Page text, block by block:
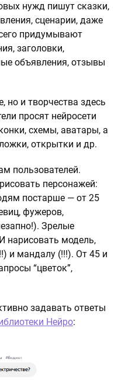
нужд пишут сказки,
сценарии, даже
придумывают
заголовки,
объявления, отзывы
но и творчества здесь
просят нейросети
схемы, аватары, а
открытки и др.
пользователей.
персонажей:
постарше — от 25
фужеров,
Зрелые
нарисовать модель,
и мандалу (!!!). От 45 и
“цветок”,
задавать ответы
Нейро: